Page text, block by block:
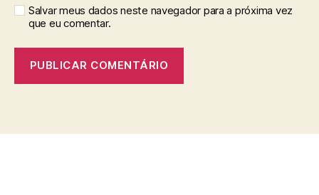
Salvar meus dados neste navegador para a próxima vez
que eu comentar.